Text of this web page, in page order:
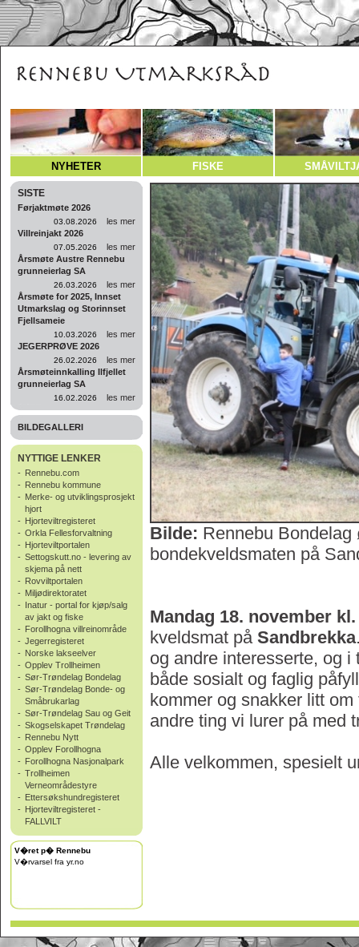
NYHETER FISKE
SISTE
Førjaktmøte 2026
03.08.2026
les mer
Villreinjakt 2026
07.05.2026
les mer
Årsmøte Austre Rennebu
grunneierlag SA
26.03.2026
les mer
Årsmøte for 2025, Innset
Utmarkslag og Storinnset
Fjellsameie
10.03.2026
les mer
JEGERPRØVE 2026
26.02.2026
les mer
Årsmøteinnkalling Ilfjellet
grunneierlag SA
16.02.2026 les mer
BILDEGALLERI
NYTTIGE LENKER
- Rennebu.com
- Rennebu kommune
- Merke- og utviklingsprosjekt
hjort
- Hjorteviltregisteret
- Orkla Fellesforvaltning
- Hjorteviltportalen
- Settogskutt.no - levering av
skjema på nett
- Rovviltportalen
- Miljødirektoratet
- Inatur - portal for kjøp/salg
av jakt og fiske
- Forollhogna villreinområde
- Jegerregisteret
- Norske lakseelver
- Opplev Trollheimen
- Sør-Trøndelag Bondelag
- Sør-Trøndelag Bonde- og
Småbrukarlag
- Sør-Trøndelag Sau og Geit
- Skogselskapet Trøndelag
- Rennebu Nytt
- Opplev Forollhogna
- Forollhogna Nasjonalpark
- Trollheimen
Verneområdestyre
- Ettersøkshundregisteret
- Hjorteviltregisteret -
FALLVILT
V�ret p� Rennebu
V�rvarsel fra yr.no
Bilde: Rennebu
bondekveldsmaten på
Mandag 18. november kl.
kveldsmat på Sandbrekka
og andre interesserte, og
både sosialt og faglig
kommer og snakker litt
andre ting vi lurer på med
Alle velkommen, spesielt